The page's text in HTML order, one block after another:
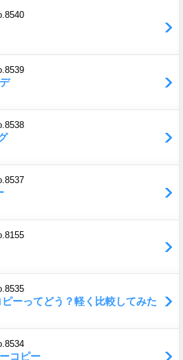
ーってどう？軽く比較してみた
コピー